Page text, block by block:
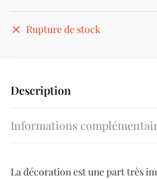
Rupture de stock
Description
Informations
La décoration est une part très